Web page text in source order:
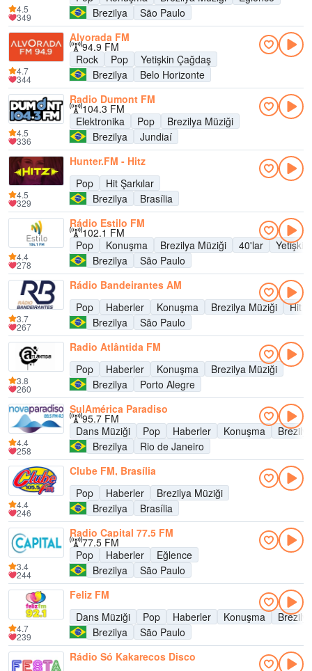
Brezilya
São Paulo
4.5
349
Alvorada FM
94.9 FM
Rock
Pop
Yetişkin Çağdaş
Brezilya
Belo Horizonte
4.7
344
Radio Dumont FM
104.3 FM
Elektronika
Pop
Brezilya Müziği
Brezilya
Jundiaí
4.5
336
Hunter.FM - Hitz
Pop
Hit Şarkılar
Brezilya
Brasília
4.5
329
Rádio Estilo FM
102.1 FM
Pop
Konuşma Brezilya Müziği 40'lar
Brezilya
São Paulo
4.4
278
Rádio Bandeirantes AM
Pop
Haberler Konuşma Brezilya Müziği
Hit
Brezilya
São Paulo
3.7
267
Radio Atlântida FM
Pop
Haberler Konuşma
Brezilya Müziği
Brezilya
Porto Alegre
3.8
260
SulAmérica Paradiso
95.7 FM
Dans Müziği
Pop Haberler Konuşma
Brezilya
Rio de Janeiro
4.4
258
Clube FM, Brasília
Pop
Haberler
Brezilya Müziği
Brezilya
Brasília
4.4
246
Radio Capital 77.5 FM
77.5 FM
Pop
Haberler
Eğlence
Brezilya
São Paulo
3.4
244
Feliz FM
Dans Müziği
Pop Haberler Konuşma
Brezilya
São Paulo
4.7
239
Rádio Só Kakarecos Disco